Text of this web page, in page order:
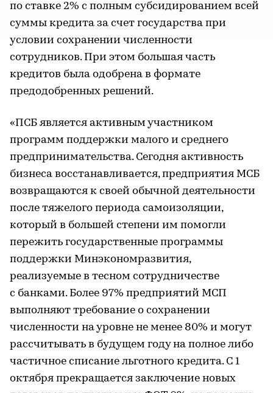
по ставке 2% с полным субсидированием всей
суммы кредита за счет государства при
условии сохранении численности
сотрудников. При этом большая часть
кредитов была одобрена в формате
предодобренных решений.
«ПСБ является активным участником
программ поддержки малого и среднего
предпринимательства. Сегодня активность
бизнеса восстанавливается, предприятия МСБ
возвращаются к своей обычной деятельности
после тяжелого периода самоизоляции,
который в большей степени им помогли
пережить государственные программы
поддержки Минэкономразвития,
реализуемые в тесном сотрудничестве
с банками. Более 97% предприятий МСП
выполняют требование о сохранении
численности на уровне не менее 80% и могут
рассчитывать в будущем году на полное либо
частичное списание льготного кредита. С 1
октября прекращается заключение новых